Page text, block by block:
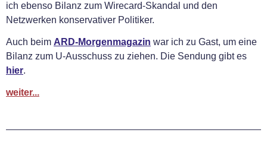
ich ebenso Bilanz zum Wirecard-Skandal und den
Netzwerken konservativer Politiker.
Auch beim ARD-Morgenmagazin war ich zu Gast, um eine
Bilanz zum U-Ausschuss zu ziehen. Die Sendung gibt es
hier.
weiter...